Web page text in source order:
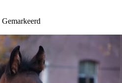
Gemarkeerd